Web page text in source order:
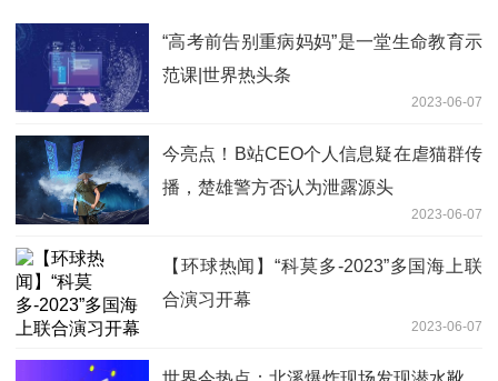
“高考前告别重病妈妈”是一堂生命教育示
范课|世界热头条
2023-06-07
今亮点！B站CEO个人信息疑在虐猫群传
播，楚雄警方否认为泄露源头
2023-06-07
【环球热闻】“科莫多-2023”多国海上联
合演习开幕
2023-06-07